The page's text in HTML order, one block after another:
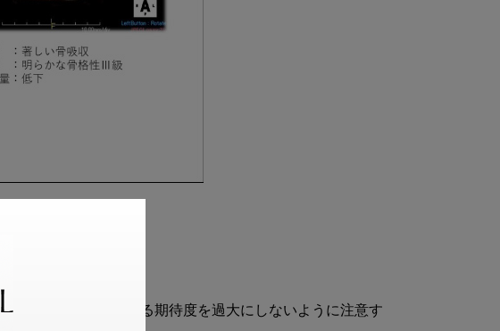
らい、新義歯に対する期待度を過大にしないように注意す